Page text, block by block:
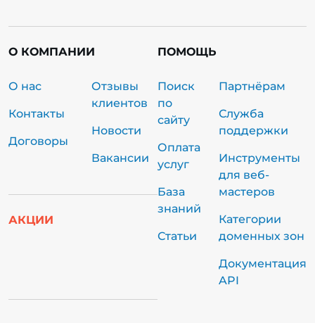
О КОМПАНИИ
О нас
Контакты
Договоры
Отзывы
клиентов
Новости
Вакансии
АКЦИИ
ПОМОЩЬ
Поиск
по
сайту
Оплата
услуг
База
знаний
Статьи
Партнёрам
Служба
поддержки
Инструменты
для веб-
мастеров
Категории
доменных зон
Документация
API